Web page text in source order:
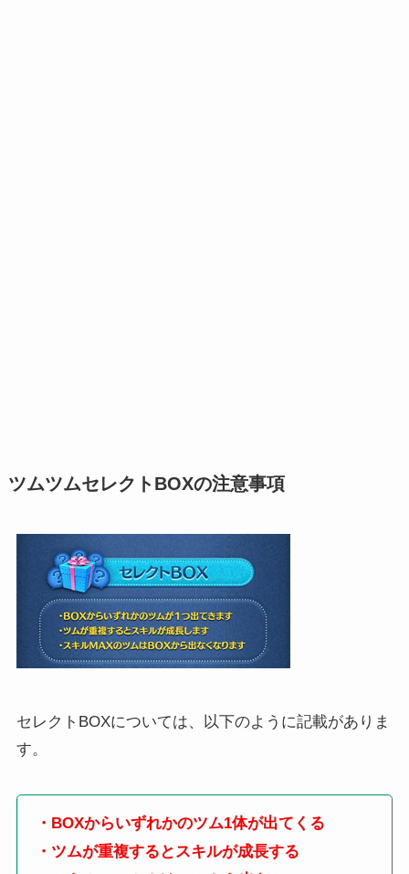
ツムツムセレクトBOXの注意事項
セレクトBOXについては、以下のように記載がありま
す。
・BOXからいずれかのツム1体が出てくる
・ツムが重複するとスキルが成長する